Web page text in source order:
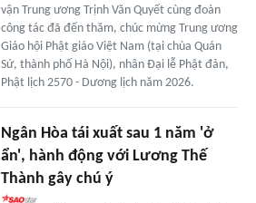
vận Trung ương Trịnh Văn Quyết cùng đoàn
công tác đã đến thăm, chúc mừng Trung ương
Giáo hội Phật giáo Việt Nam (tại chùa Quán
Sứ, thành phố Hà Nội), nhân Đại lễ Phật đản,
Phật lịch 2570 - Dương lịch năm 2026.
Ngân Hòa tái xuất sau 1 năm 'ở
ẩn', hành động với Lương Thế
Thành gây chú ý